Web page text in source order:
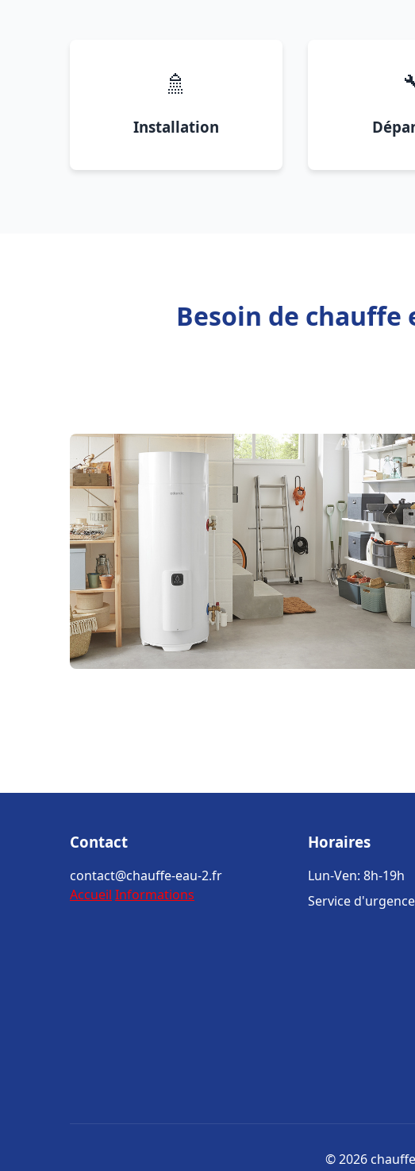
🚿
Installation
Besoin de chauffe
Contact
contact@chauffe-eau-2.fr
Accueil Informations
Horaires
Lun-Ven: 8h-19h
Service
© 2026